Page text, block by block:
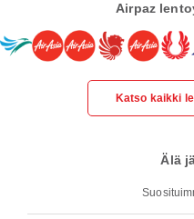
Airpaz
Katso kaikki
Älä